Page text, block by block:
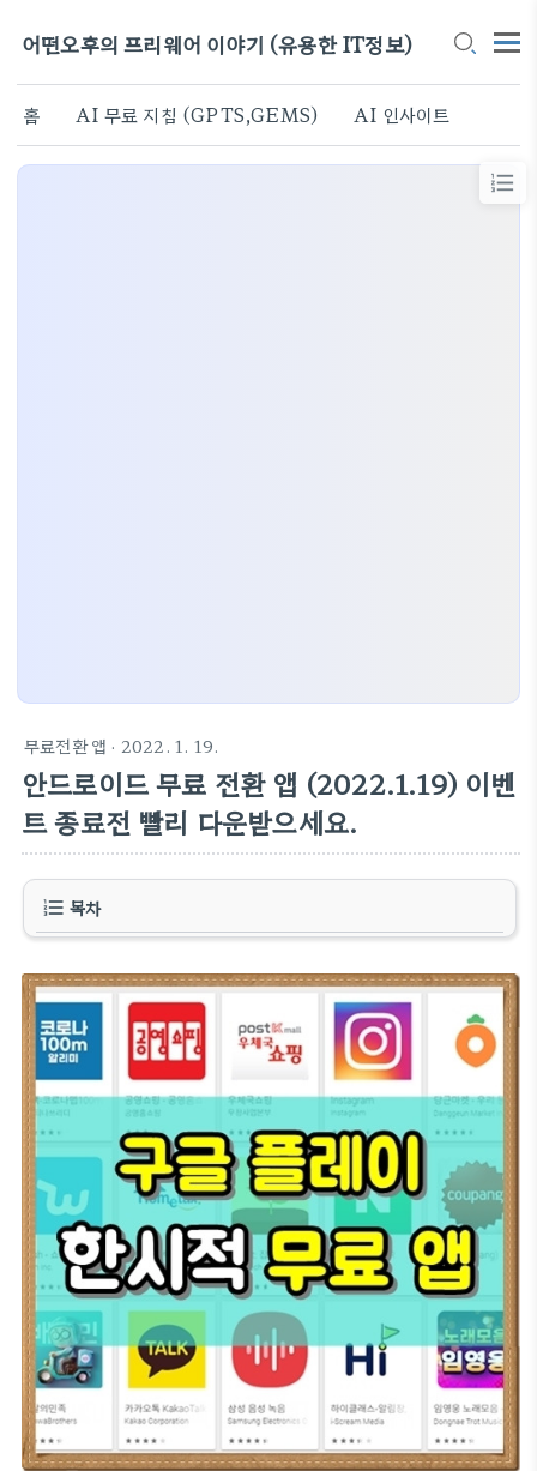
어떤오후의 프리웨어 이야기 (유용한 IT정보)
홈 AI 무료 지침 (GPTS,GEMS) AI 인사이트
무료전환 앱 · 2022. 1. 19.
안드로이드 무료 전환 앱 (2022.1.19) 이벤
트 종료전 빨리 다운받으세요.
목차